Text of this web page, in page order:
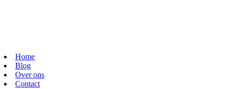
Home
Blog
Over ons
Contact